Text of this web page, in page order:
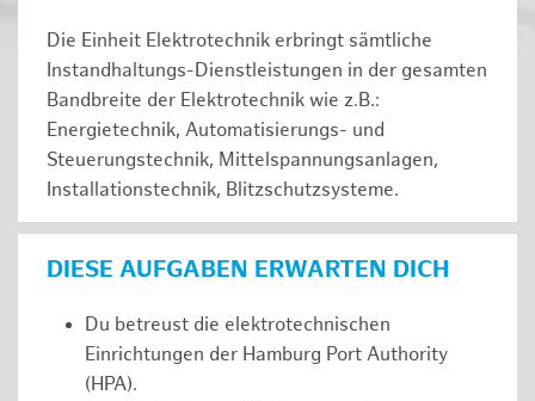
Die Einheit Elektrotechnik erbringt sämtliche
Instandhaltungs-Dienstleistungen in der gesamten
Bandbreite der Elektrotechnik wie z.B.:
Energietechnik, Automatisierungs- und
Steuerungstechnik, Mittelspannungsanlagen,
Installationstechnik, Blitzschutzsysteme.
DIESE AUFGABEN ERWARTEN DICH
Du betreust die elektrotechnischen
Einrichtungen der Hamburg Port Authority
(HPA).